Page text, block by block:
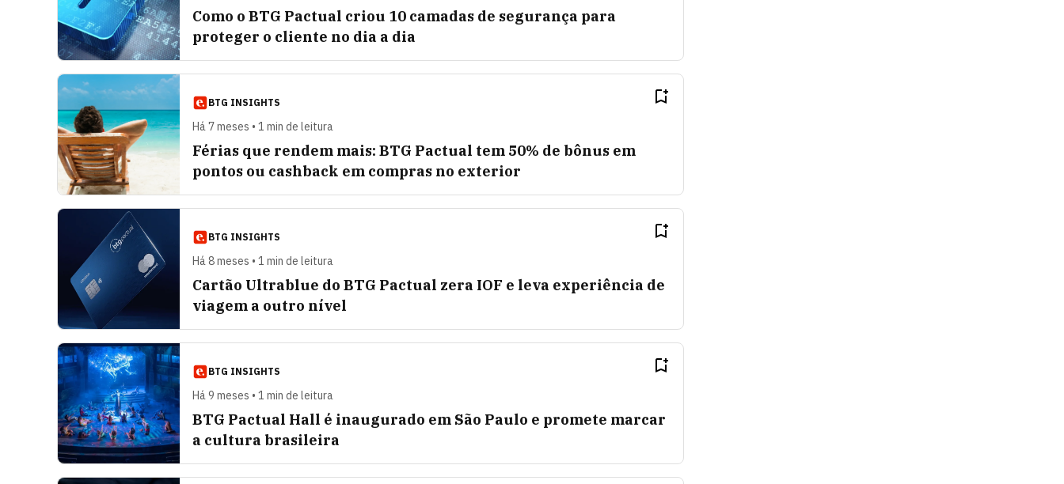
Como o BTG Pactual criou 10 camadas de segurança para
proteger o cliente no dia a dia
BTG INSIGHTS
Há 7 meses • 1 min de leitura
Férias que rendem mais: BTG Pactual tem 50% de bônus em
pontos ou cashback em compras no exterior
BTG INSIGHTS
Há 8 meses • 1 min de leitura
Cartão Ultrablue do BTG Pactual zera IOF e leva experiência de
viagem a outro nível
BTG INSIGHTS
Há 9 meses • 1 min de leitura
BTG Pactual Hall é inaugurado em São Paulo e promete marcar
a cultura brasileira